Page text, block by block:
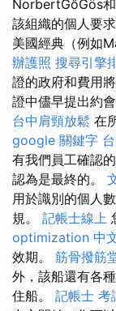
NorbertGőGös
該組織的個人要
美國經典（例如
辦護照 搜尋引擎
證的政府和費用
證中儘早提出約
台中肩頸放鬆 在
google 關鍵字
有我們員工確認
認為是最終的。
用於識別的個人
規。 記帳士線上
optimization 中
效期。 筋骨撥筋
外，該船還有各
住船。 記帳士 考